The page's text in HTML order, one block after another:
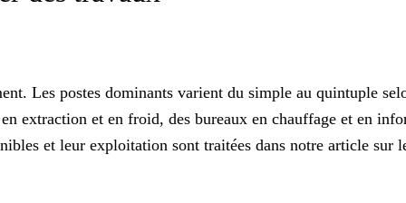
Les postes dominants varient du simple au quintuple
extraction et en froid, des bureaux en chauffage et en
et leur exploitation sont traitées dans notre article sur